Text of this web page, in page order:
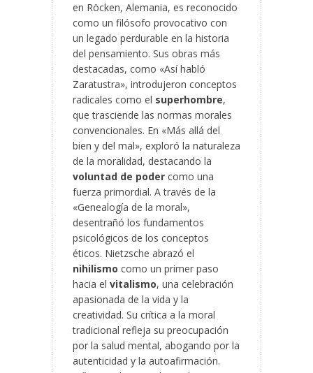
en Röcken, Alemania, es reconocido
como un filósofo provocativo con
un legado perdurable en la historia
del pensamiento. Sus obras más
destacadas, como «Así habló
Zaratustra», introdujeron conceptos
radicales como el superhombre,
que trasciende las normas morales
convencionales. En «Más allá del
bien y del mal», exploró la naturaleza
de la moralidad, destacando la
voluntad de poder como una
fuerza primordial. A través de la
«Genealogía de la moral»,
desentrañó los fundamentos
psicológicos de los conceptos
éticos. Nietzsche abrazó el
nihilismo como un primer paso
hacia el vitalismo, una celebración
apasionada de la vida y la
creatividad. Su crítica a la moral
tradicional refleja su preocupación
por la salud mental, abogando por la
autenticidad y la autoafirmación.